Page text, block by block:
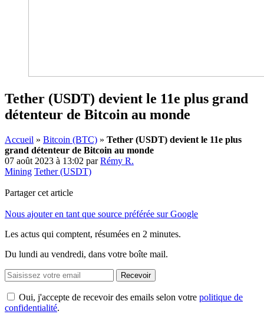
Tether (USDT) devient le 11e plus grand
détenteur de Bitcoin au monde
Accueil » Bitcoin (BTC) » Tether (USDT) devient le 11e plus
grand détenteur de Bitcoin au monde
07 août 2023 à 13:02 parRémy R.
Mining Tether (USDT)
Partager cet article
Nous ajouter en tant que source préférée sur Google
Les actus qui comptent, résumées en 2 minutes.
Du lundi au vendredi, dans votre boîte mail.
Recevoir
Oui, j'accepte de recevoir des emails selon votre politique de
confidentialité.